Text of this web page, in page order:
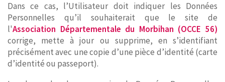
Dans ce cas, l’Utilisateur doit indiquer les Données
Personnelles qu’il souhaiterait que le site de
l'Association Départementale du Morbihan (OCCE 56)
corrige, mette à jour ou supprime, en s’identifiant
précisément avec une copie d’une pièce d’identité (carte
d’identité ou passeport).